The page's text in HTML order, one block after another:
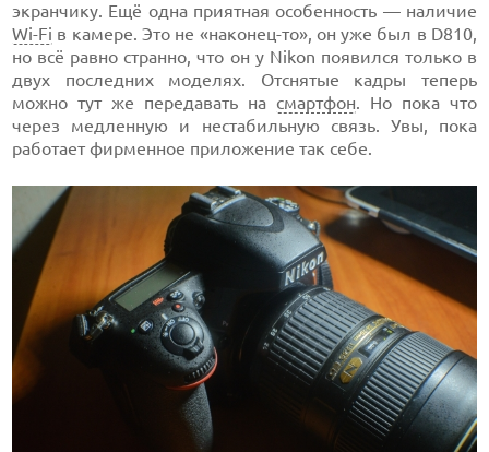
экранчику. Ещё одна приятная особенность — наличие
Wi-Fi в камере. Это не «наконец-то», он уже был в D810,
но всё равно странно, что он у Nikon появился только в
двух последних моделях. Отснятые кадры теперь
можно тут же передавать на смартфон. Но пока что
через медленную и нестабильную связь. Увы, пока
работает фирменное приложение так себе.